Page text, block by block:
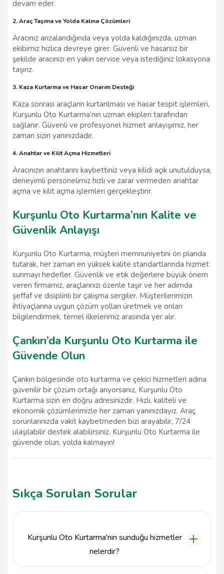
devam eder.
2. Araç Taşıma ve Yolda Kalma Çözümleri
Aracınız arızalandığında veya yolda kaldığınızda, uzman
ekibimiz hızlıca devreye girer. Güvenli ve hasarsız bir
şekilde aracınızı en yakın servise veya istediğiniz lokasyona
taşırız.
3. Kaza Kurtarma ve Hasar Onarım Desteği
Kaza sonrası araçların kurtarılması ve hasar tespit işlemleri,
Kurşunlu Oto Kurtarma’nın uzman ekipleri tarafından
sağlanır. Güvenli ve profesyonel hizmet anlayışımız, her
zaman sizin yanınızdadır.
4. Anahtar ve Kilit Açma Hizmetleri
Aracınızın anahtarını kaybettiniz veya kilidi açık unutulduysa,
deneyimli personelimiz hızlı ve zarar vermeden anahtar
açma ve kilit açma işlemleri gerçekleştirir.
Kurşunlu Oto Kurtarma’nın Kalite ve
Güvenlik Anlayışı
Kurşunlu Oto Kurtarma, müşteri memnuniyetini ön planda
tutarak, her zaman en yüksek kalite standartlarında hizmet
sunmayı hedefler. Güvenlik ve etik değerlere büyük önem
veren firmamız, araçlarınızı özenle taşır ve her adımda
şeffaf ve disiplinli bir çalışma sergiler. Müşterilerimizin
ihtiyaçlarına uygun çözüm yolları üretmek ve onları
bilgilendirmek, temel ilkelerimiz arasında yer alır.
Çankırı’da Kurşunlu Oto Kurtarma ile
Güvende Olun
Çankırı bölgesinde oto kurtarma ve çekici hizmetleri adına
güvenilir bir çözüm ortağı arıyorsanız, Kurşunlu Oto
Kurtarma sizin en doğru adresinizdir. Hızlı, kaliteli ve
ekonomik çözümlerimizle her zaman yanınızdayız. Araç
sorunlarınızda vakit kaybetmeden bizi arayabilir, 7/24
ulaşılabilir destek alabilirsiniz. Kurşunlu Oto Kurtarma ile
güvende olun, yolda kalmayın!
Sıkça Sorulan Sorular
Kurşunlu Oto Kurtarma'nın sunduğu hizmetler
nelerdir?